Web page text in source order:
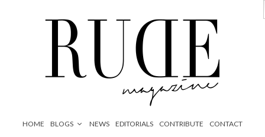
HOME BLOGS NEWS EDITORIALS CONTRIBUTE CONTACT